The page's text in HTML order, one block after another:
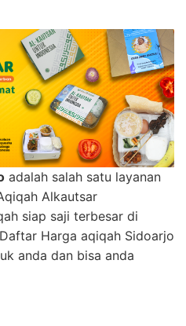
adalah salah satu layanan
Alkautsar
siap saji terbesar di
Harga aqiqah Sidoarjo
anda dan bisa anda